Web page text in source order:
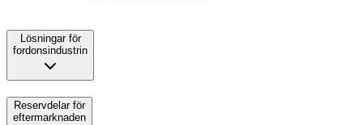
Lösningar för
fordonsindustrin
Reservdelar för
eftermarknaden